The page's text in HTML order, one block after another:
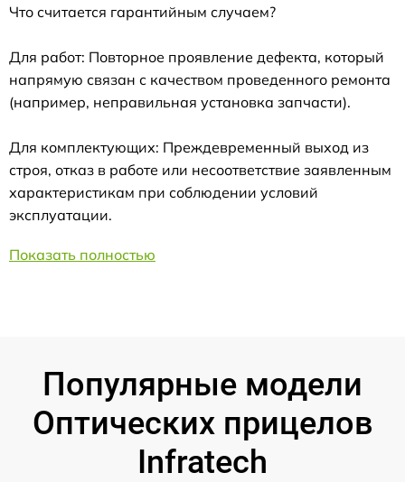
Что считается гарантийным случаем?
Для работ: Повторное проявление дефекта, который
напрямую связан с качеством проведенного ремонта
(например, неправильная установка запчасти).
Для комплектующих: Преждевременный выход из
строя, отказ в работе или несоответствие заявленным
характеристикам при соблюдении условий
эксплуатации.
Показать полностью
Популярные модели
Оптических прицелов
Infratech